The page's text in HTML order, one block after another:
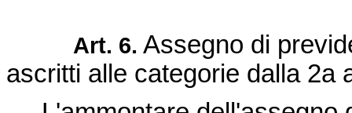
Art. 6. Assegno di
ascritti alle categorie dalla 2a